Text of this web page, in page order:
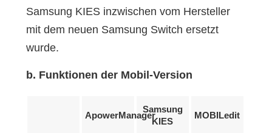
Samsung KIES inzwischen vom Hersteller
mit dem neuen Samsung Switch ersetzt
wurde.
b. Funktionen der Mobil-Version
ApowerManager
Samsung
KIES
MOBILedit